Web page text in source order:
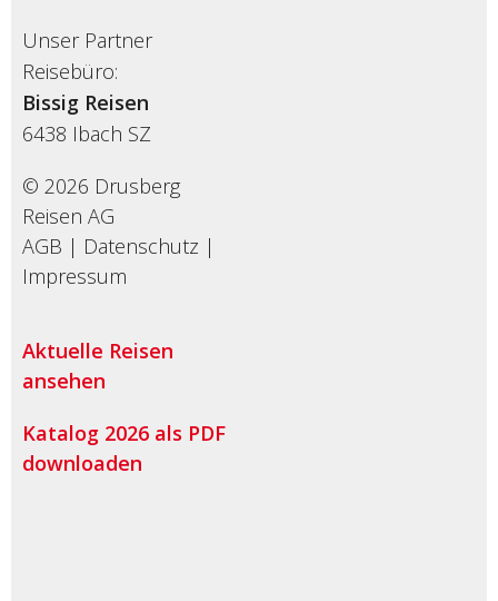
Unser Partner
Reisebüro:
Bissig Reisen
6438 Ibach SZ
© 2026 Drusberg
Reisen AG
AGB | Datenschutz |
Impressum
Aktuelle Reisen
ansehen
Katalog 2026 als PDF
downloaden